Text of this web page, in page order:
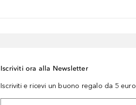
Iscriviti ora alla Newsletter
Iscriviti e ricevi un buono regalo da 5 euro